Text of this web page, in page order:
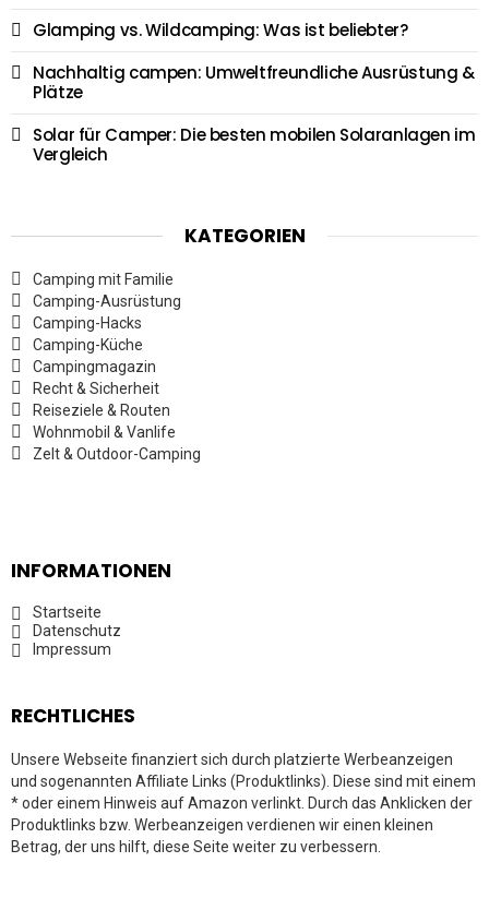
Glamping vs. Wildcamping: Was ist beliebter?
Nachhaltig campen: Umweltfreundliche Ausrüstung &
Plätze
Solar für Camper: Die besten mobilen Solaranlagen im
Vergleich
KATEGORIEN
Camping mit Familie
Camping-Ausrüstung
Camping-Hacks
Camping-Küche
Campingmagazin
Recht & Sicherheit
Reiseziele & Routen
Wohnmobil & Vanlife
Zelt & Outdoor-Camping
INFORMATIONEN
Startseite
Datenschutz
Impressum
RECHTLICHES
Unsere Webseite finanziert sich durch platzierte Werbeanzeigen
und sogenannten Affiliate Links (Produktlinks). Diese sind mit einem
* oder einem Hinweis auf Amazon verlinkt. Durch das Anklicken der
Produktlinks bzw. Werbeanzeigen verdienen wir einen kleinen
Betrag, der uns hilft, diese Seite weiter zu verbessern.